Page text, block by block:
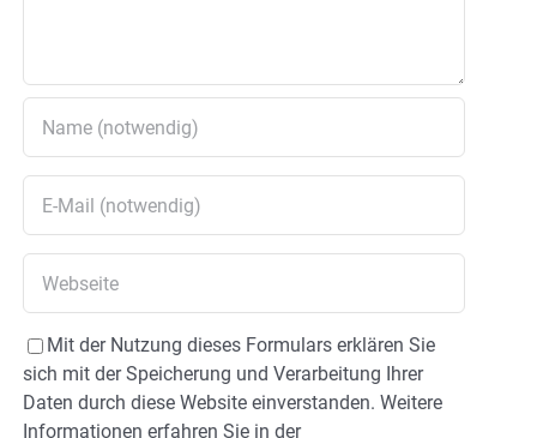
Mit der Nutzung dieses Formulars erklären Sie
sich mit der Speicherung und Verarbeitung Ihrer
Daten durch diese Website einverstanden. Weitere
Informationen erfahren Sie in der